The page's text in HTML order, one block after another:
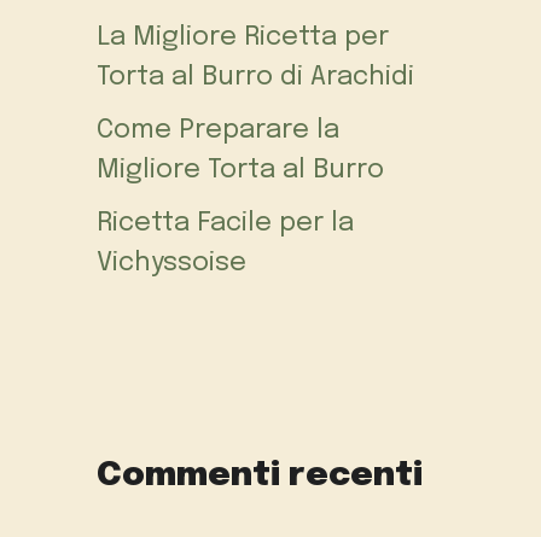
La Migliore Ricetta per
Torta al Burro di Arachidi
Come Preparare la
Migliore Torta al Burro
Ricetta Facile per la
Vichyssoise
Commenti recenti